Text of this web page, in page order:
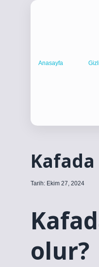
Anasayfa
Tarih: Ekim 27, 2024
olur?